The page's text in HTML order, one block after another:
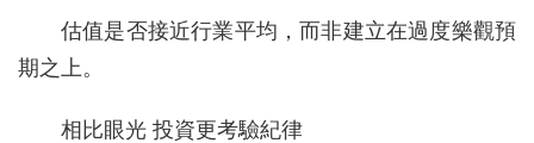
估值是否接近行業平均，而非建立在過度樂觀預
期之上。
相比眼光 投資更考驗紀律